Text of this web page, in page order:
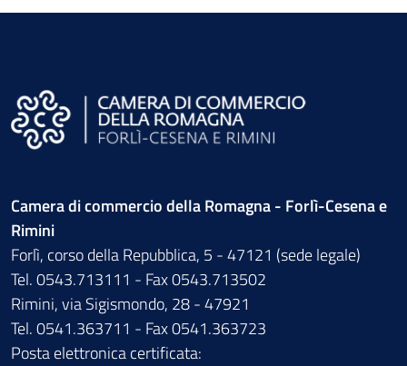
Camera di commercio della Romagna - Forlì-Cesena e
Rimini
Forlì, corso della Repubblica, 5 - 47121 (sede legale)
Tel. 0543.713111 - Fax 0543.713502
Rimini, via Sigismondo, 28 - 47921
Tel. 0541.363711 - Fax 0541.363723
Posta elettronica certificata: